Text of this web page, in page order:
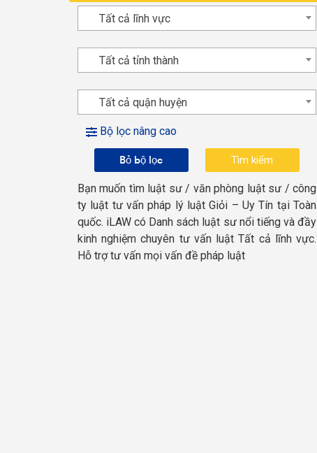
Tất cả lĩnh vực
Tất cả tỉnh thành
Tất cả quận huyện
Bộ lọc nâng cao
Bỏ bộ lọc
Bạn muốn tìm luật sư / văn phòng luật sư / công
ty luật tư vấn pháp lý luật Giỏi – Uy Tín tại Toàn
quốc. iLAW có Danh sách luật sư nổi tiếng và đầy
kinh nghiệm chuyên tư vấn luật Tất cả lĩnh vực.
Hỗ trợ tư vấn mọi vấn đề pháp luật